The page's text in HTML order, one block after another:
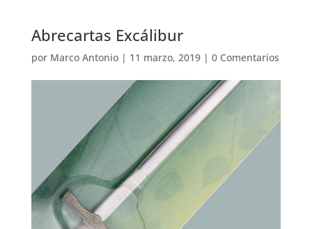
Abrecartas Excálibur
por Marco Antonio| 11 marzo, 2019| 0 Comentarios